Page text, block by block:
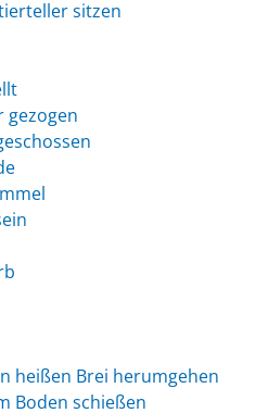
sitzen
gezogen
heißen Brei herumgehen
Boden schießen